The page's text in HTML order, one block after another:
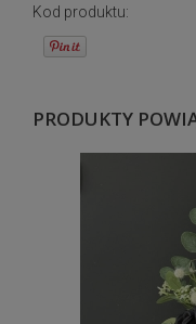
Kod produktu:
PRODUKTY